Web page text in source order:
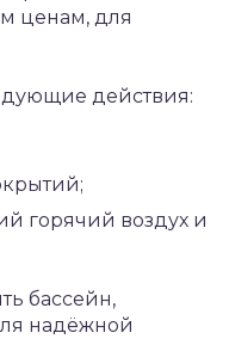
ценам, для
действия:
горячий воздух и
бассейн,
надёжной